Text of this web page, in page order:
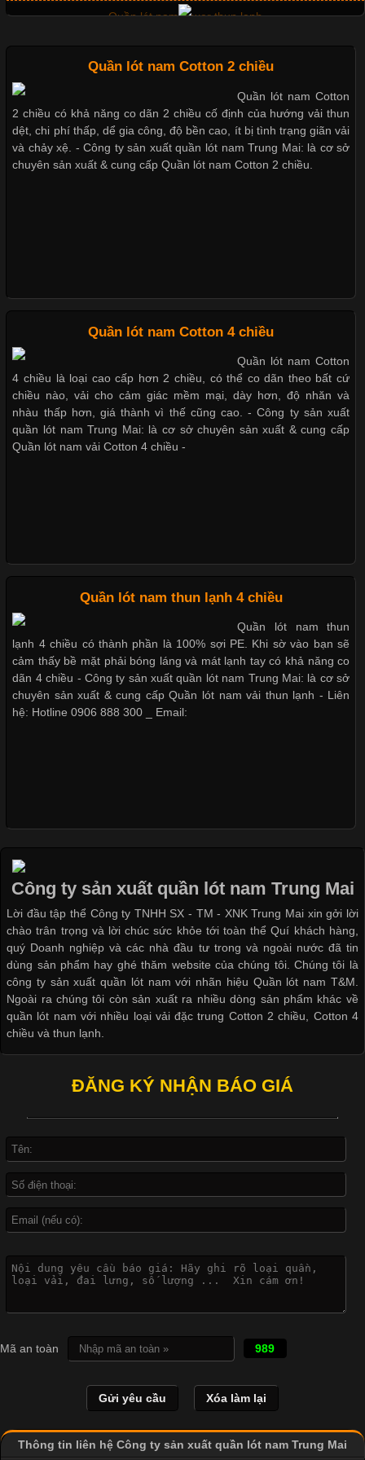
Không chỉ giúp tạo sự đồng bộ, áo thun
Chất Liệu Lycra Có Gì Đặc Biệt Trong Ngành Thời Trang?
Cập nhật 2026-05-27 17:03:46
Vải Lycra Là Gì? Chất Liệu Co Giãn Được Ưa Chuộng Trong
Chất Liệu Bamboo Xu Hướng Mới Trong Ngành Thời Trang
Cập nhật 2026-05-21 14:59:25
Trong những năm gần đây, vải Bamboo đang trở thành một
trong những chất liệu được yêu thích trong ngành thời trang
nhờ đặc tính mềm mại, thoáng khí và thân thiện với môi trường.
Không chỉ được ứng dụng trong quần áo thường ngày, loại vải
Cập nhật 2026-05-20 14:58:56
Vải thun là một trong những chất liệu được sử dụng rộng rãi
nhất trong ngành thời trang nhờ đặc tính co giãn, mềm mại và
thoải mái khi mặc. Từ áo thun, đồ thể thao cho đến đồ lót nam,
vải thun luôn đóng vai trò quan trọng trong quá trình sản xuất.
Hiện nay, nhu cầu tìm kiếm quần lót nam giá
Các Form Áo Thun Phổ Biến Hiện Nay Và Xu Hướng Trong
Ngành May Mặc Áo thun là một trong những trang phục quen
thuộc và được sử dụng phổ biến nhất hiện nay. Không chỉ đa
dạng về màu sắc hay chất liệu, áo thun còn có nhiều form dáng
khác nhau để phù hợp với từng phong cách thời trang và nhu
cầu
Khám Phá Áo Phông Trang Phục Phổ Biến Nhất Hiện Nay
Áo phông là một trong những trang phục phổ biến nhất trong
Không chỉ xuất hiện trong thời trang thường ngày, áo phông còn
được ứng dụng rộng rãi trong ngành sản xuất may mặc, đặc
biệt là các sản phẩm từ vải thun. Hiện nay,
Đại
Cập nhật 2026-04-21 15:41:03
In Chuyển Nhiệt Là Gì? Công Nghệ In Hiện Đại Trong Ngành
May Mặc Trong ngành in ấn và thời trang, in chuyển nhiệt đang
hình ảnh sắc nét và bền màu. Đặc biệt, kỹ thuật này được ứng
dụng rộng rãi trong sản xuất áo thun, đồ thể thao
Nguyên bộ quần lót nam Boxer thun lạnh giá rẻ
Dễ chịu hơn với quần lót nam giá rẻ vải Cotton 4 chiều
Mẫu quần short quần lót nam nữ hè thu 2017
Xu hướng thời trang trẻ và quần lót nam giá sỉ
Giặt và bảo quản quần lót nam đúng cách
Những mẩu quần lót nam thông dụng hiện nay
Bộ sưu tập quần lót nam Boxer TpHCM
Dễ chịu hơn với quần lót nam giá rẻ vải Cotton 4 chiều
Quần lót nam Cotton 2 chiều
Quần lót nam Cotton
2 chiều có khả năng co dãn 2 chiều cố định của hướng vải thun
dệt, chi phí thấp, dể gia công, độ bền cao, ít bị tình trạng giãn vải
và chảy xệ. - Công ty sản xuất quần lót nam Trung Mai: là cơ sở
chuyên sản xuất & cung cấp Quần lót nam Cotton 2 chiều.
Quần lót nam Cotton 4 chiều
Quần lót nam Cotton
4 chiều là loại cao cấp hơn 2 chiều, có thể co dãn theo bất cứ
chiều nào, vải cho cảm giác mềm mại, dày hơn, độ nhăn và
nhàu thấp hơn, giá thành vì thế cũng cao. - Công ty sản xuất
quần lót nam Trung Mai: là cơ sở chuyên sản xuất & cung cấp
Quần lót nam vải Cotton 4 chiều -
Quần lót nam thun lạnh 4 chiều
Quần lót nam thun
lạnh 4 chiều có thành phần là 100% sợi PE. Khi sờ vào bạn sẽ
cảm thấy bề mặt phải bóng láng và mát lạnh tay có khả năng co
dãn 4 chiều - Công ty sản xuất quần lót nam Trung Mai: là cơ sở
chuyên sản xuất & cung cấp Quần lót nam vải thun lạnh - Liên
hệ: Hotline 0906 888 300 _ Email:
Công ty sản xuất quần lót nam Trung Mai
Lời đầu tập thể Công ty TNHH SX - TM - XNK Trung Mai xin gởi lời
chào trân trọng và lời chúc sức khỏe tới toàn thể Quí khách hàng,
quý Doanh nghiệp và các nhà đầu tư trong và ngoài nước đã tin
dùng sản phẩm hay ghé thăm website của chúng tôi. Chúng tôi là
công ty sản xuất quần lót nam với nhãn hiệu Quần lót nam T&M.
Ngoài ra chúng tôi còn sản xuất ra nhiều dòng sản phẩm khác về
quần lót nam với nhiều loại vải đặc trung Cotton 2 chiều, Cotton 4
chiều và thun lạnh.
ĐĂNG KÝ NHẬN BÁO GIÁ
Mã an toàn 989
Thông tin liên hệ Công ty sản xuất quần lót nam Trung Mai